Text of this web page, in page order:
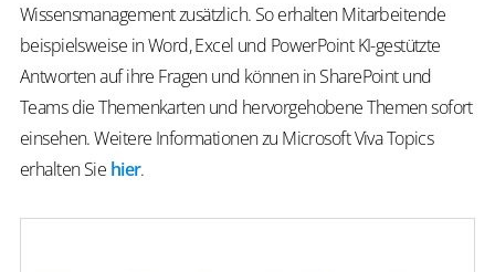
Wissensmanagement zusätzlich. So erhalten Mitarbeitende
beispielsweise in Word, Excel und PowerPoint KI-gestützte
Antworten auf ihre Fragen und können in SharePoint und
Teams die Themenkarten und hervorgehobene Themen sofort
einsehen. Weitere Informationen zu Microsoft Viva Topics
erhalten Sie hier.